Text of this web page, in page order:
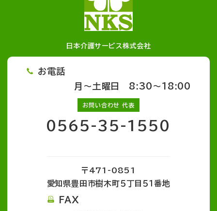
日本介護サービス株式会社
お電話
月～土曜日 8:30～18:00
お問い合わせ 代表
0565-35-1550
〒471-0851
愛知県豊田市樹木町５丁目５１番地
FAX